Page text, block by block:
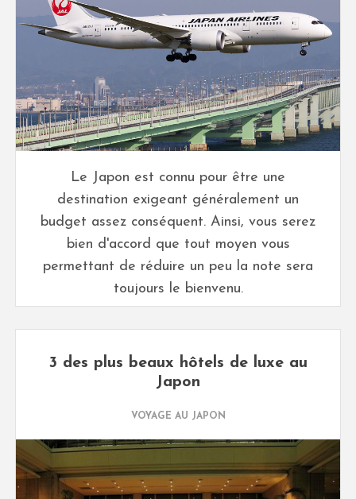
Le Japon est connu pour être une
destination exigeant généralement un
budget assez conséquent. Ainsi, vous serez
bien d'accord que tout moyen vous
permettant de réduire un peu la note sera
toujours le bienvenu.
3 des plus beaux hôtels de luxe au
Japon
VOYAGE AU JAPON